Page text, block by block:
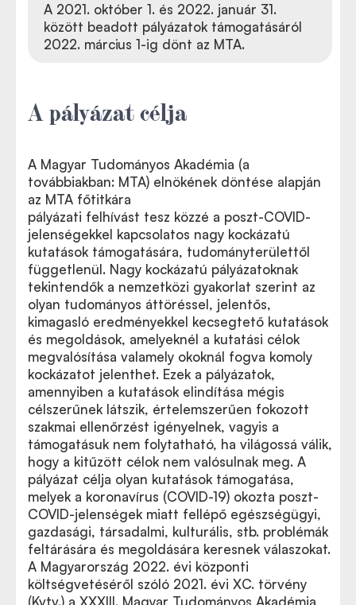
A 2021. október 1. és 2022. január 31.
között beadott pályázatok támogatásáról
2022. március 1-ig dönt az MTA.
A pályázat célja
A Magyar Tudományos Akadémia (a
továbbiakban: MTA) elnökének döntése alapján
az MTA főtitkára
A teljes pályázati felhívás ide kattintva letölthető
(pdf)
pályázati felhívást tesz közzé a poszt-COVID-
jelenségekkel kapcsolatos nagy kockázatú
kutatások támogatására, tudományterülettől
függetlenül. Nagy kockázatú pályázatoknak
tekintendők a nemzetközi gyakorlat szerint az
olyan tudományos áttöréssel, jelentős,
kimagasló eredményekkel kecsegtető kutatások
és megoldások, amelyeknél a kutatási célok
megvalósítása valamely okoknál fogva komoly
kockázatot jelenthet. Ezek a pályázatok,
amennyiben a kutatások elindítása mégis
célszerűnek látszik, értelemszerűen fokozott
szakmai ellenőrzést igényelnek, vagyis a
támogatásuk nem folytatható, ha világossá válik,
hogy a kitűzött célok nem valósulnak meg. A
pályázat célja olyan kutatások támogatása,
melyek a koronavírus (COVID-19) okozta poszt-
COVID-jelenségek miatt fellépő egészségügyi,
gazdasági, társadalmi, kulturális, stb. problémák
feltárására és megoldására keresnek válaszokat.
A Magyarország 2022. évi központi
költségvetéséről szóló 2021. évi XC. törvény
(Kvtv.) a XXXIII. Magyar Tudományos Akadémia